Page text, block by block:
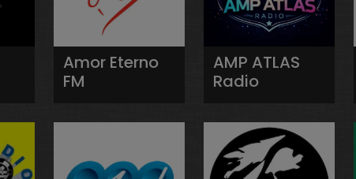
Amor Eterno
FM
AMP ATLAS
Radio